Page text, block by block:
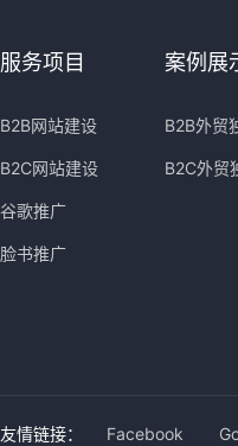
服务项目
B2B网站建设
B2C网站建设
谷歌推广
脸书推广
案例展
B2B外贸
B2C外贸
友情链接： Facebook